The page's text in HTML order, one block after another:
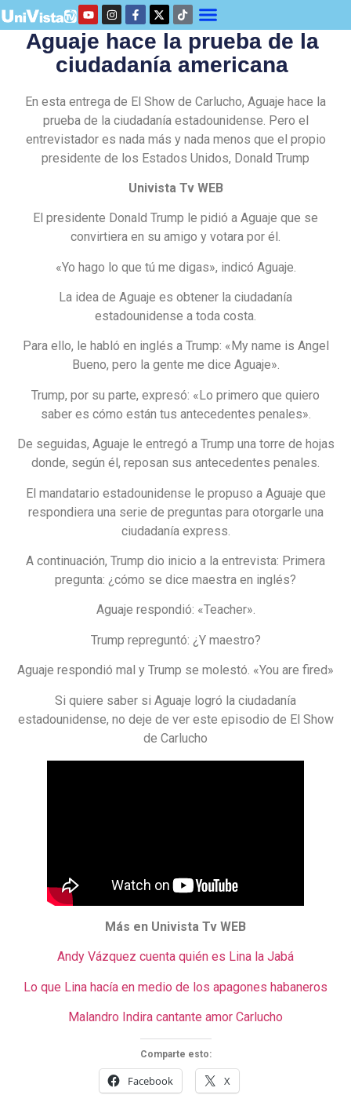
Aguaje hace la prueba de la
ciudadanía americana
En esta entrega de El Show de Carlucho, Aguaje hace la
prueba de la ciudadanía estadounidense. Pero el
entrevistador es nada más y nada menos que el propio
presidente de los Estados Unidos, Donald Trump
Univista Tv WEB
El presidente Donald Trump le pidió a Aguaje que se
convirtiera en su amigo y votara por él.
«Yo hago lo que tú me digas», indicó Aguaje.
La idea de Aguaje es obtener la ciudadanía
estadounidense a toda costa.
Para ello, le habló en inglés a Trump: «My name is Angel
Bueno, pero la gente me dice Aguaje».
Trump, por su parte, expresó: «Lo primero que quiero
saber es cómo están tus antecedentes penales».
De seguidas, Aguaje le entregó a Trump una torre de hojas
donde, según él, reposan sus antecedentes penales.
El mandatario estadounidense le propuso a Aguaje que
respondiera una serie de preguntas para otorgarle una
ciudadanía express.
A continuación, Trump dio inicio a la entrevista: Primera
pregunta: ¿cómo se dice maestra en inglés?
Aguaje respondió: «Teacher».
Trump repreguntó: ¿Y maestro?
Aguaje respondió mal y Trump se molestó. «You are fired»
Si quiere saber si Aguaje logró la ciudadanía
estadounidense, no deje de ver este episodio de El Show
de Carlucho
Más en Univista Tv WEB
Andy Vázquez cuenta quién es Lina la Jabá
Lo que Lina hacía en medio de los apagones habaneros
Malandro Indira cantante amor Carlucho
Comparte esto:
Facebook X